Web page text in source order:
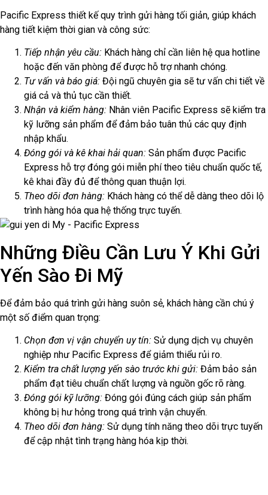
Pacific Express thiết kế quy trình gửi hàng tối giản, giúp khách
hàng tiết kiệm thời gian và công sức:
Tiếp nhận yêu cầu: Khách hàng chỉ cần liên hệ qua hotline
hoặc đến văn phòng để được hỗ trợ nhanh chóng.
Tư vấn và báo giá: Đội ngũ chuyên gia sẽ tư vấn chi tiết về
giá cả và thủ tục cần thiết.
Nhận và kiểm hàng: Nhân viên Pacific Express sẽ kiểm tra
kỹ lưỡng sản phẩm để đảm bảo tuân thủ các quy định
nhập khẩu.
Đóng gói và kê khai hải quan: Sản phẩm được Pacific
Express hỗ trợ đóng gói miễn phí theo tiêu chuẩn quốc tế,
kê khai đầy đủ để thông quan thuận lợi.
Theo dõi đơn hàng: Khách hàng có thể dễ dàng theo dõi lộ
trình hàng hóa qua hệ thống trực tuyến.
Những Điều Cần Lưu Ý Khi Gửi
Yến Sào Đi Mỹ
Để đảm bảo quá trình gửi hàng suôn sẻ, khách hàng cần chú ý
một số điểm quan trọng:
Chọn đơn vị vận chuyển uy tín: Sử dụng dịch vụ chuyên
nghiệp như Pacific Express để giảm thiểu rủi ro.
Kiểm tra chất lượng yến sào trước khi gửi: Đảm bảo sản
phẩm đạt tiêu chuẩn chất lượng và nguồn gốc rõ ràng.
Đóng gói kỹ lưỡng: Đóng gói đúng cách giúp sản phẩm
không bị hư hỏng trong quá trình vận chuyển.
Theo dõi đơn hàng: Sử dụng tính năng theo dõi trực tuyến
để cập nhật tình trạng hàng hóa kịp thời.